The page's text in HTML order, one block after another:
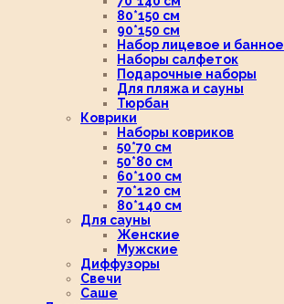
80*150 см
90*150 см
Набор лицевое и банное
Наборы салфеток
Подарочные наборы
Для пляжа и сауны
Тюрбан
Коврики
Наборы ковриков
50*70 см
50*80 см
60*100 см
70*120 см
80*140 см
Для сауны
Женские
Мужские
Диффузоры
Свечи
Саше